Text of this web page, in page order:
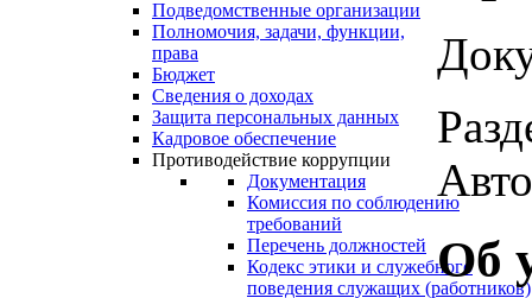
Подведомственные организации
Полномочия, задачи, функции,
права
Бюджет
Сведения о доходах
Защита персональных данных
Кадровое обеспечение
Противодействие коррупции
Документация
Комиссия по соблюдению
требований
Перечень должностей
Кодекс этики и служебного
поведения служащих (работников)
Об